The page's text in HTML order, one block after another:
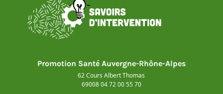
Promotion Santé Auvergne-Rhône-Alpes
62 Cours Albert Thomas
69008 04 72 00 55 70